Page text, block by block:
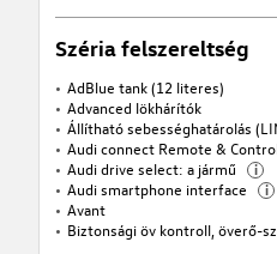
Széria felszereltség
AdBlue tank (12 literes)
Advanced lökhárítók
Állítható sebességhatárolás
Audi connect Remote &
Audi drive select: a jármű i
Audi smartphone interface
i
Avant
Biztonsági öv kontroll, överő-